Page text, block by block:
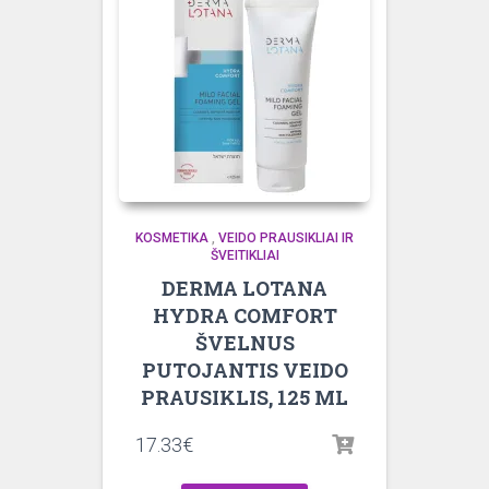
KOSMETIKA , VEIDO PRAUSIKLIAI IR
ŠVEITIKLIAI
DERMA LOTANA
HYDRA COMFORT
ŠVELNUS
PUTOJANTIS VEIDO
PRAUSIKLIS, 125 ML
17.33€